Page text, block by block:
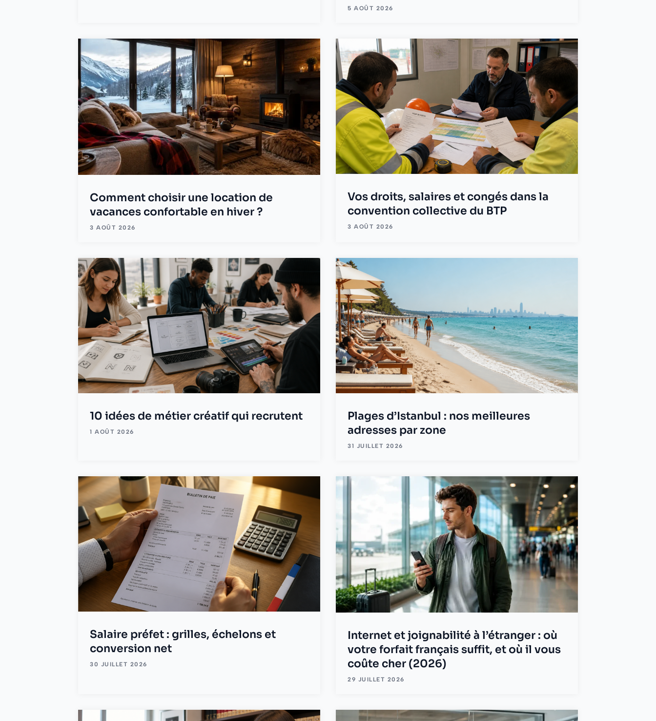
5 AOÛT 2026
Comment choisir une location de
vacances confortable en hiver ?
3 AOÛT 2026
Vos droits, salaires et congés dans la
convention collective du BTP
3 AOÛT 2026
10 idées de métier créatif qui recrutent
1 AOÛT 2026
Plages d’Istanbul : nos meilleures
adresses par zone
31 JUILLET 2026
Salaire préfet : grilles, échelons et
conversion net
30 JUILLET 2026
Internet et joignabilité à l’étranger : où
votre forfait français suffit, et où il vous
coûte cher (2026)
29 JUILLET 2026